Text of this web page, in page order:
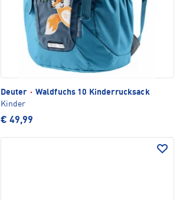
Deuter · Waldfuchs 10 Kinderrucksack
Kinder
€ 49,99